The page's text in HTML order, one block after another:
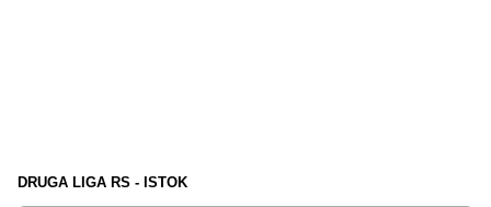
DRUGA LIGA RS - ISTOK